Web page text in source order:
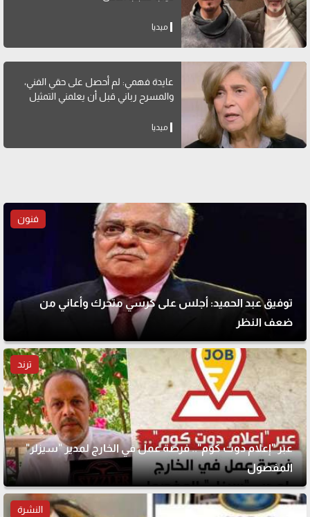
ميديا
عايدة فهمي: لم أحصل على حقي الفني،
والمسرح رباني قبل أن يعلمني التمثيل
ميديا
فنون
توفيق عبد الحميد: أجلس على كرسي متحرك وأعاني من
ضعف النظر
ترند
عبر "إعلام دوت كوم".. فرصة عمل في الخارج لمدير "سيزلر"
المفصول
النشرة